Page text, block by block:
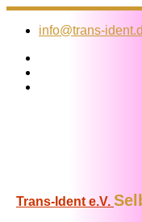
Zum
Inhalt
info@trans-
Trans-Ident e.V.